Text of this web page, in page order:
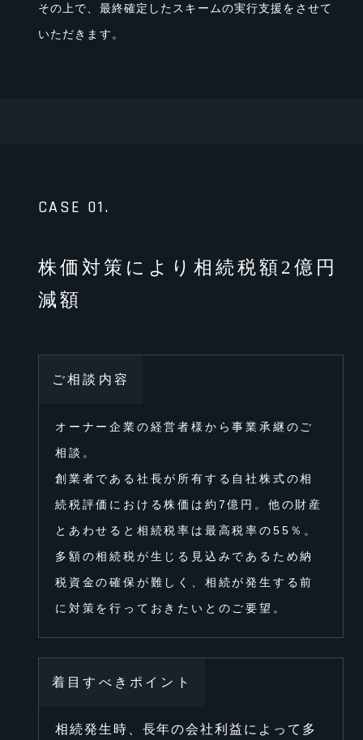
その上で、最終確定したスキームの実行支援をさせて
いただきます。
CASE 01.
株価対策により相続税額2億円
減額
ご相談内容
オーナー企業の経営者様から事業承継のご
相談。
創業者である社⻑が所有する⾃社株式の相
続税評価における株価は約7億円。他の財産
とあわせると相続税率は最⾼税率の55％。
多額の相続税が⽣じる⾒込みであるため納
税資⾦の確保が難しく、相続が発⽣する前
に対策を⾏っておきたいとのご要望。
着⽬すべきポイント
相続発⽣時、⻑年の会社利益によって多